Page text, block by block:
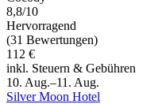
8,8/10
Hervorragend
(31 Bewertungen)
112 €
inkl. Steuern & Gebühren
10. Aug.–11. Aug.
Silver Moon Hotel